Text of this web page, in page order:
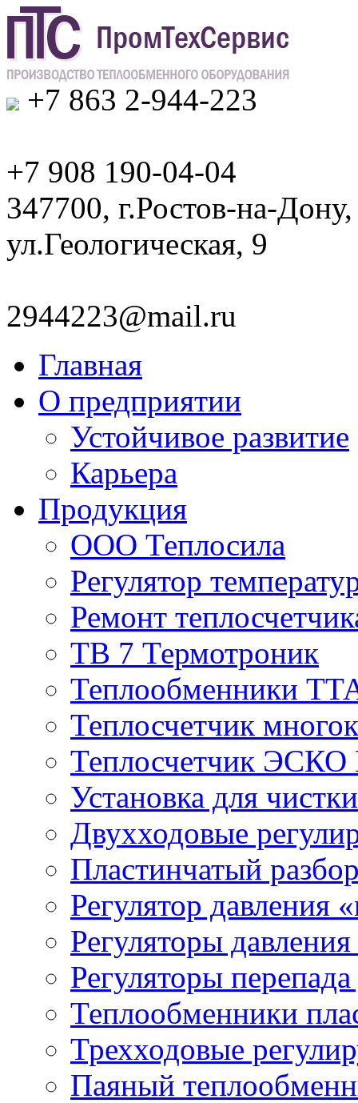
+7 863 2-944-223
+7 908 190-04-04
347700, г.Ростов-на-Дону,
ул.Геологическая, 9
2944223@mail.ru
Главная
О предприятии
Устойчивое развитие
Карьера
Продукция
ООО Теплосила
Регулятор
Ремонт
ТВ 7 Термотроник
Теплообменники
Теплосчетчик
Теплосчетчик ЭСКО
Установка для
Двухходовые
Пластинчатый
Регулятор давления
Регуляторы
Регуляторы
Теплообменники
Трехходовые
Паяный